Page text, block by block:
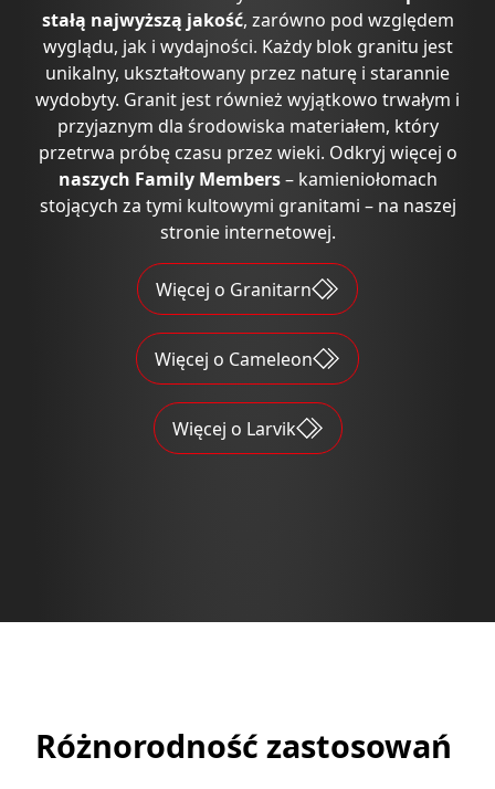
stałą najwyższą jakość, zarówno pod względem
wyglądu, jak i wydajności. Każdy blok granitu jest
unikalny, ukształtowany przez naturę i starannie
wydobyty. Granit jest również wyjątkowo trwałym i
przyjaznym dla środowiska materiałem, który
przetrwa próbę czasu przez wieki. Odkryj więcej o
naszych Family Members– kamieniołomach
stojących za tymi kultowymi granitami – na naszej
stronie internetowej.
Więcej o Granitarn
Więcej o Cameleon
Więcej o Larvik
Różnorodność zastosowań